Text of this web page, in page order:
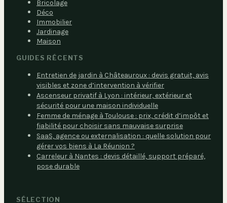
Bricolage
Déco
Immobilier
Jardinage
Maison
GUIDES RÉCENTS
Entretien de jardin à Châteauroux : devis gratuit, avis
visibles et zone d’intervention à vérifier
Ascenseur privatif à Lyon : intérieur, extérieur et
sécurité pour une maison individuelle
Femme de ménage à Toulouse : prix, crédit d’impôt et
fiabilité pour choisir sans mauvaise surprise
SaaS, agence ou externalisation : quelle solution pour
gérer vos biens à La Réunion ?
Carreleur à Nantes : devis détaillé, support préparé,
pose durable
SÉLECTION